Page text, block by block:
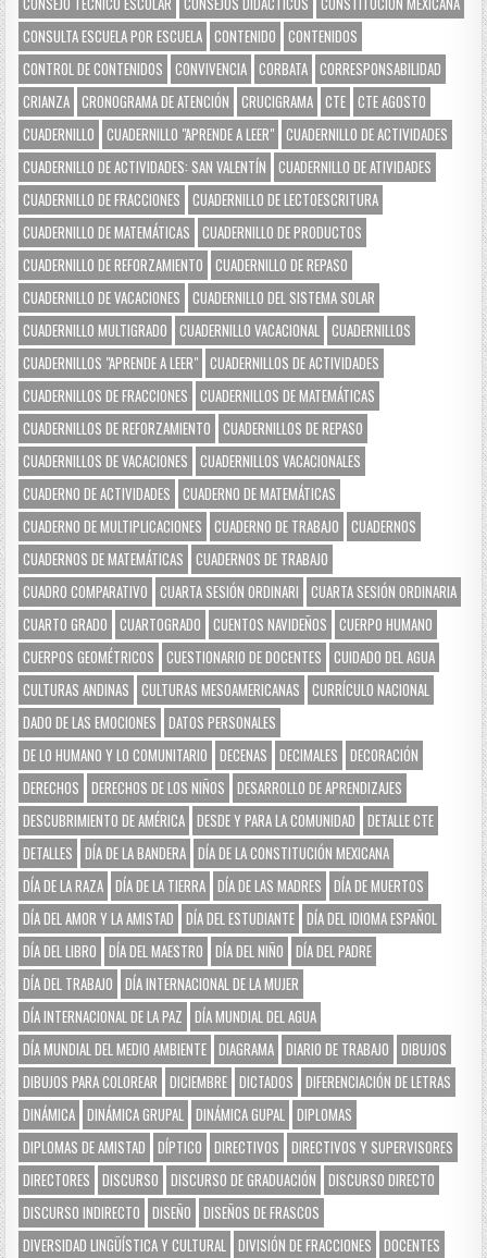
CONSULTA ESCUELA POR ESCUELA CONTENIDO
CONTENIDOS
CONTROL DE CONTENIDOS
CONVIVENCIA CORBATA CORRESPONSABILIDAD
CRIANZA CRONOGRAMA DE ATENCIÓN CRUCIGRAMA CTE CTE AGOSTO
CUADERNILLO
CUADERNILLO "APRENDE A LEER" CUADERNILLO DE ACTIVIDADES
CUADERNILLO DE ACTIVIDADES: SAN VALENTÍN
CUADERNILLO DE ATIVIDADES
CUADERNILLO DE FRACCIONES
CUADERNILLO DE LECTOESCRITURA
CUADERNILLO DE MATEMÁTICAS
CUADERNILLO DE PRODUCTOS
CUADERNILLO DE REFORZAMIENTO
CUADERNILLO DE REPASO
CUADERNILLO DE VACACIONES
CUADERNILLO DEL SISTEMA SOLAR
CUADERNILLO MULTIGRADO
CUADERNILLO VACACIONAL CUADERNILLOS
CUADERNILLOS "APRENDE A LEER" CUADERNILLOS DE ACTIVIDADES
CUADERNILLOS DE FRACCIONES
CUADERNILLOS DE MATEMÁTICAS
CUADERNILLOS DE REFORZAMIENTO
CUADERNILLOS DE REPASO
CUADERNILLOS DE VACACIONES
CUADERNILLOS VACACIONALES
CUADERNO DE ACTIVIDADES
CUADERNO DE MATEMÁTICAS
CUADERNO DE MULTIPLICACIONES
CUADERNO DE TRABAJO
CUADERNOS
CUADERNOS DE MATEMÁTICAS
CUADERNOS DE TRABAJO
CUADRO COMPARATIVO
CUARTA SESIÓN ORDINARI
CUARTA SESIÓN ORDINARIA
CUARTO GRADO
CUARTOGRADO CUENTOS NAVIDEÑOS
CUERPO HUMANO
CUERPOS GEOMÉTRICOS
CUESTIONARIO DE DOCENTES
CUIDADO DEL AGUA
CULTURAS ANDINAS
CULTURAS MESOAMERICANAS
CURRÍCULO NACIONAL
DADO DE LAS EMOCIONES
DATOS PERSONALES
DE LO HUMANO Y LO COMUNITARIO
DECENAS DECIMALES
DECORACIÓN
DERECHOS
DERECHOS DE LOS NIÑOS
DESARROLLO DE APRENDIZAJES
DESCUBRIMIENTO DE AMÉRICA DESDE Y PARA LA COMUNIDAD
DETALLE CTE
DETALLES
DÍA DE LA BANDERA DÍA DE LA CONSTITUCIÓN MEXICANA
DÍA DE LA RAZA DÍA DE LA TIERRA DÍA DE LAS MADRES
DÍA DE MUERTOS
DÍA DEL AMOR Y LA AMISTAD
DÍA DEL ESTUDIANTE DÍA DEL IDIOMA ESPAÑOL
DÍA DEL LIBRO
DÍA DEL MAESTRO DÍA DEL NIÑO
DÍA DEL PADRE
DÍA DEL TRABAJO
DÍA INTERNACIONAL DE LA MUJER
DÍA INTERNACIONAL DE LA PAZ
DÍA MUNDIAL DEL AGUA
DÍA MUNDIAL DEL MEDIO AMBIENTE DIAGRAMA DIARIO DE TRABAJO
DIBUJOS
DIBUJOS PARA COLOREAR
DICIEMBRE DICTADOS
DIFERENCIACIÓN DE LETRAS
DINÁMICA DINÁMICA GRUPAL DINÁMICA GUPAL DIPLOMAS
DIPLOMAS DE AMISTAD
DÍPTICO DIRECTIVOS
DIRECTIVOS Y SUPERVISORES
DIRECTORES
DISCURSO DISCURSO DE GRADUACIÓN
DISCURSO DIRECTO
DISCURSO INDIRECTO
DISEÑO
DISEÑOS DE FRASCOS
DIVERSIDAD LINGÜÍSTICA Y CULTURAL DIVISIÓN DE FRACCIONES
DOCENTES